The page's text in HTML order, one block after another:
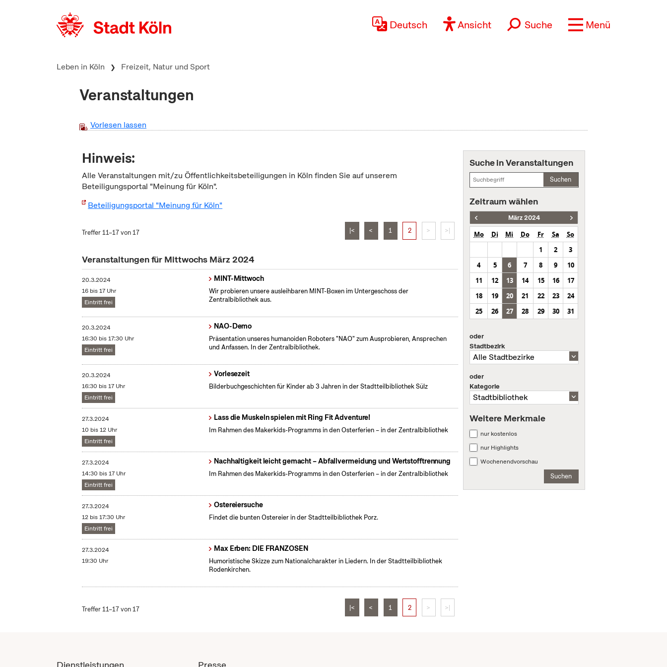
Deutsch Ansicht Suche Menü
Leben in Köln Freizeit, Natur und Sport
Veranstaltungen
Vorlesen lassen
Hinweis:
Alle Veranstaltungen mit/zu Öffentlichkeitsbeteiligungen in Köln finden Sie auf unserem
Beteiligungsportal "Meinung für Köln".
Beteiligungsportal "Meinung für Köln"
Treffer 11–17 von 17 |< < 1 2 > >|
Veranstaltungen für Mittwochs März 2024
20.3.2024
16 bis 17 Uhr
Eintritt frei
MINT-Mittwoch
Wir probieren unsere ausleihbaren MINT-Boxen im Untergeschoss der
Zentralbibliothek aus.
20.3.2024
16:30 bis 17:30 Uhr
Eintritt frei
NAO-Demo
Präsentation unseres humanoiden Roboters "NAO" zum Ausprobieren, Ansprechen
und Anfassen. In der Zentralbibliothek.
20.3.2024
16:30 bis 17 Uhr
Eintritt frei
Vorlesezeit
Bilderbuchgeschichten für Kinder ab 3 Jahren in der Stadtteilbibliothek Sülz
27.3.2024
10 bis 12 Uhr
Eintritt frei
Lass die Muskeln spielen mit Ring Fit Adventure!
Im Rahmen des Makerkids-Programms in den Osterferien – in der Zentralbibliothek
27.3.2024
14:30 bis 17 Uhr
Eintritt frei
Nachhaltigkeit leicht gemacht – Abfallvermeidung und Wertstofftrennung
Im Rahmen des Makerkids-Programms in den Osterferien – in der Zentralbibliothek
27.3.2024
12 bis 17:30 Uhr
Eintritt frei
Ostereiersuche
Findet die bunten Ostereier in der Stadtteilbibliothek Porz.
27.3.2024
19:30 Uhr
Max Erben: DIE FRANZOSEN
Humoristische Skizze zum Nationalcharakter in Liedern. In der Stadtteilbibliothek
Rodenkirchen.
Treffer 11–17 von 17 |< < 1 2 > >|
Suche in Veranstaltungen
Suchen
Zeitraum wählen
März 2024
Mo Di Mi Do Fr Sa
So
1
2
3
4
5 6 7 8 9
10
11
12 13 14 15 16
17
18
19 20 21 22 23
24
25
26 27 28 29 30 31
oder
Stadtbezirk
oder
Kategorie
Weitere Merkmale
nur kostenlos
nur Highlights
Wochenendvorschau
Suchen